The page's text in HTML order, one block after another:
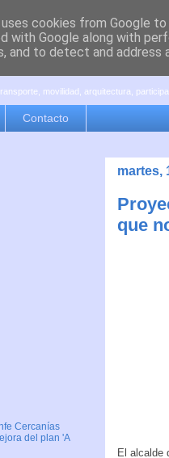
movilidad, arquitectura,
Contacto
martes,
que
El alcalde
Cercanías
del plan 'A
cookies from Google
with Google along with
and to detect and address